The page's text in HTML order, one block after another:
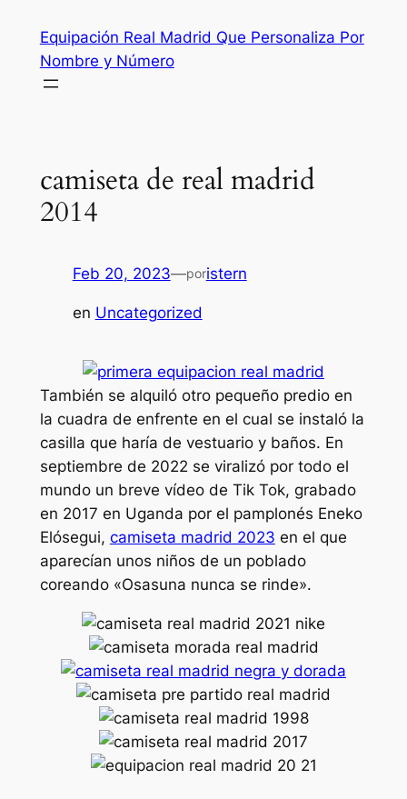
contenido
Equipación Real Madrid Que Personaliza Por
Nombre y Número
camiseta de real madrid
2014
Feb 20, 2023—poristern
en Uncategorized
También se alquiló otro pequeño predio en
la cuadra de enfrente en el cual se instaló la
casilla que haría de vestuario y baños. En
septiembre de 2022 se viralizó por todo el
mundo un breve vídeo de Tik Tok, grabado
en 2017 en Uganda por el pamplonés Eneko
Elósegui, camiseta madrid 2023 en el que
aparecían unos niños de un poblado
coreando «Osasuna nunca se rinde».